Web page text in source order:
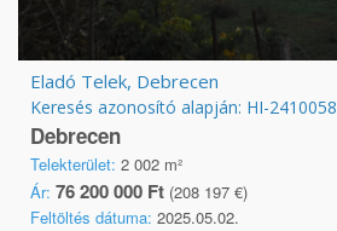
Eladó Telek, Debrecen
Keresés azonosító alapján: HI-2410058
Debrecen
Telekterület: 2 002 m²
Ár: 76 200 000 Ft (208 197 €)
Feltöltés dátuma: 2025.05.02.